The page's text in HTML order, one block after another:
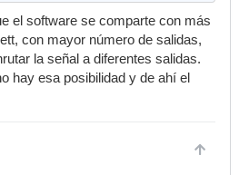
el software se comparte con más
con mayor número de salidas,
la señal a diferentes salidas.
hay esa posibilidad y de ahí el